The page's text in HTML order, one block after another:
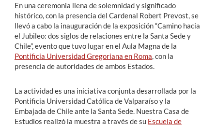
En una ceremonia llena de solemnidad y significado
histórico, con la presencia del Cardenal Robert Prevost, se
llevó a cabo la inauguración de la exposición “Camino hacia
el Jubileo: dos siglos de relaciones entre la Santa Sede y
Chile”, evento que tuvo lugar en el Aula Magna de la
Pontificia Universidad Gregoriana en Roma , con la
presencia de autoridades de ambos Estados.
La actividad es una iniciativa conjunta desarrollada por la
Pontificia Universidad Católica de Valparaíso y la
Embajada de Chile ante la Santa Sede. Nuestra Casa de
Estudios realizó la muestra a través de su Escuela de